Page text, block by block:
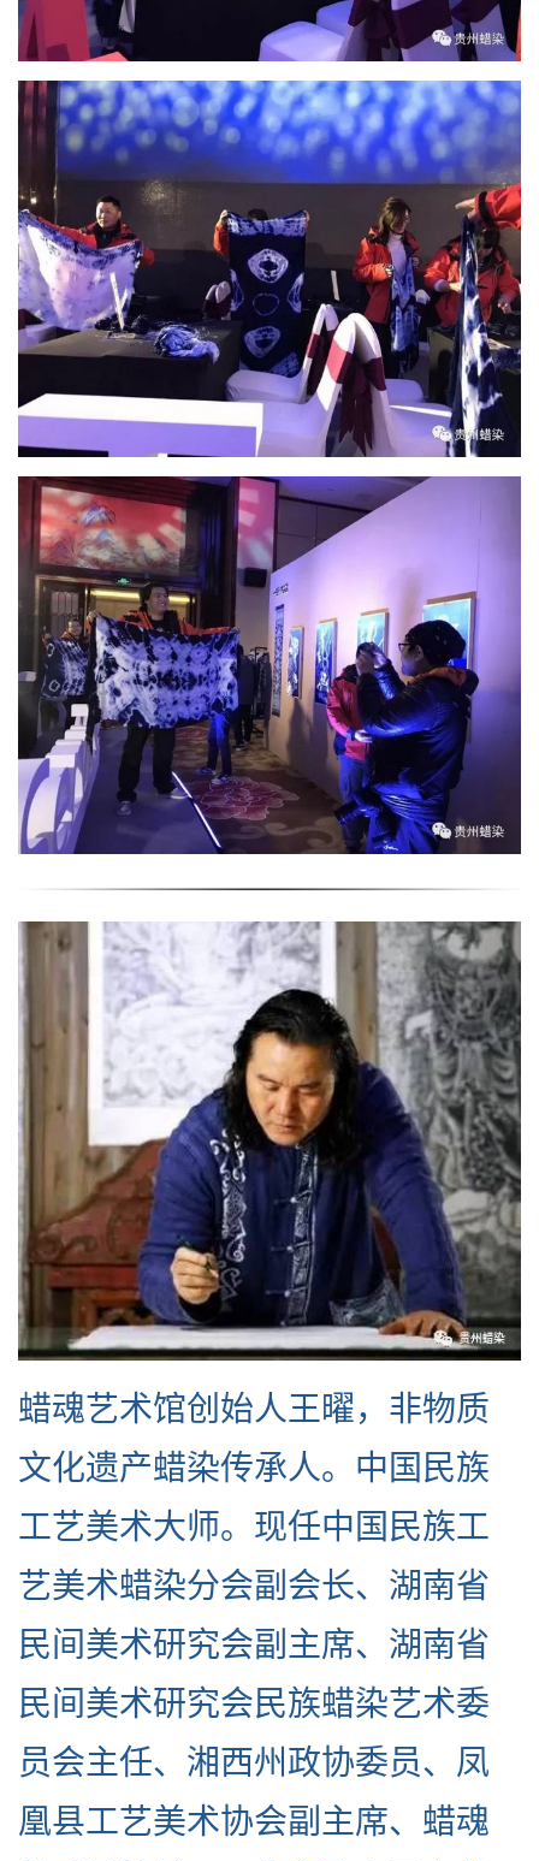
蜡魂艺术馆创始人王曜，非物质
文化遗产蜡染传承人。中国民族
工艺美术大师。现任中国民族工
艺美术蜡染分会副会长、湖南省
民间美术研究会副主席、湖南省
民间美术研究会民族蜡染艺术委
员会主任、湘西州政协委员、凤
凰县工艺美术协会副主席、蜡魂